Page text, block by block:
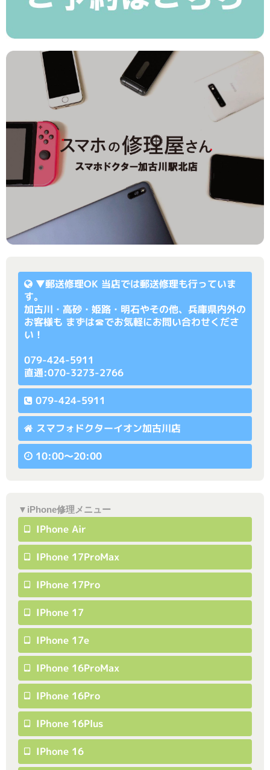
▼郵送修理OK 当店では郵送修理も行っていま
す。
加古川・高砂・姫路・明石やその他、兵庫県内外の
お客様も まずは☎でお気軽にお問い合わせくださ
い！
079-424-5911
直通:070-3273-2766
079-424-5911
スマフォドクターイオン加古川店
10:00〜20:00
▼iPhone修理メニュー
IPhone Air
IPhone 17ProMax
IPhone 17Pro
IPhone 17
IPhone 17e
IPhone 16ProMax
IPhone 16Pro
IPhone 16Plus
IPhone 16